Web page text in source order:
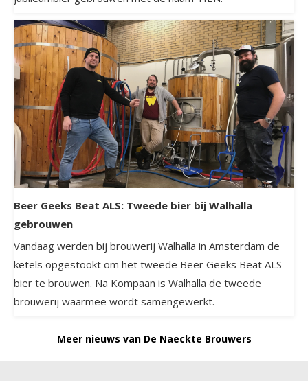
Beer Geeks Beat ALS: Tweede bier bij Walhalla
gebrouwen
Vandaag werden bij brouwerij Walhalla in Amsterdam de
ketels opgestookt om het tweede Beer Geeks Beat ALS-
bier te brouwen. Na Kompaan is Walhalla de tweede
brouwerij waarmee wordt samengewerkt.
Meer nieuws van De Naeckte Brouwers